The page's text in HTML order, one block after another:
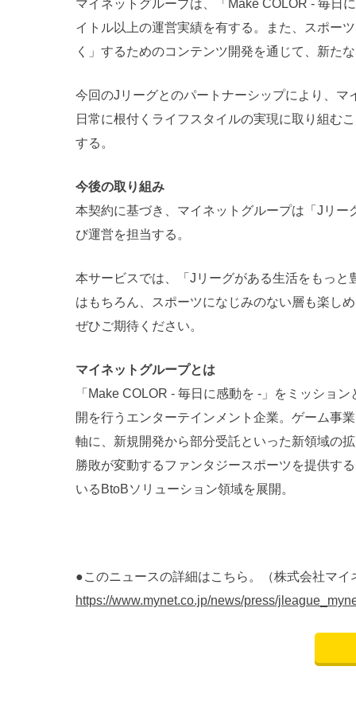
マイネットグループは、「Make COLOR - 毎日
イトル以上の運営実績を有する。また、スポー
く」するためのコンテンツ開発を通じて、新た
今回のJリーグとのパートナーシップにより、
日常に根付くライフスタイルの実現に取り組む
する。
今後の取り組み
本契約に基づき、マイネットグループは「Jリ
び運営を担当する。
本サービスでは、「Jリーグがある生活をもっ
はもちろん、スポーツになじみのない層も楽し
ぜひご期待ください。
マイネットグループとは
「Make COLOR - 毎日に感動を -」をミッショ
開を行うエンターテインメント企業。ゲーム事
軸に、新規開発から部分受託といった新領域の
勝敗が変動するファンタジースポーツを提供す
いるBtoBソリューション領域を展開。
●このニュースの詳細はこちら。（株式会社マイ
https://www.mynet.co.jp/news/press/